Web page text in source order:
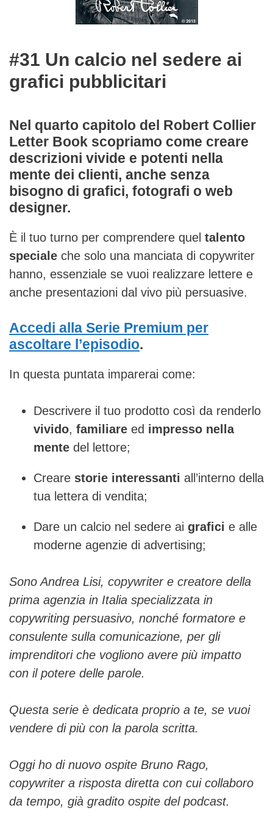
#31 Un calcio nel sedere ai
grafici pubblicitari
Nel quarto capitolo del Robert Collier
Letter Book scopriamo come creare
descrizioni vivide e potenti nella
mente dei clienti, anche senza
bisogno di grafici, fotografi o web
designer.
È il tuo turno per comprendere quel talento
speciale che solo una manciata di copywriter
hanno, essenziale se vuoi realizzare lettere e
anche presentazioni dal vivo più persuasive.
Accedi alla Serie Premium per
ascoltare l’episodio.
In questa puntata imparerai come:
Descrivere il tuo prodotto così da renderlo
vivido, familiare ed impresso nella
mente del lettore;
Creare storie interessanti all’interno della
tua lettera di vendita;
Dare un calcio nel sedere ai grafici e alle
moderne agenzie di advertising;
Sono Andrea Lisi, copywriter e creatore della
prima agenzia in Italia specializzata in
copywriting persuasivo, nonché formatore e
consulente sulla comunicazione, per gli
imprenditori che vogliono avere più impatto
con il potere delle parole.
Questa serie è dedicata proprio a te, se vuoi
vendere di più con la parola scritta.
Oggi ho di nuovo ospite Bruno Rago,
copywriter a risposta diretta con cui collaboro
da tempo, già gradito ospite del podcast.